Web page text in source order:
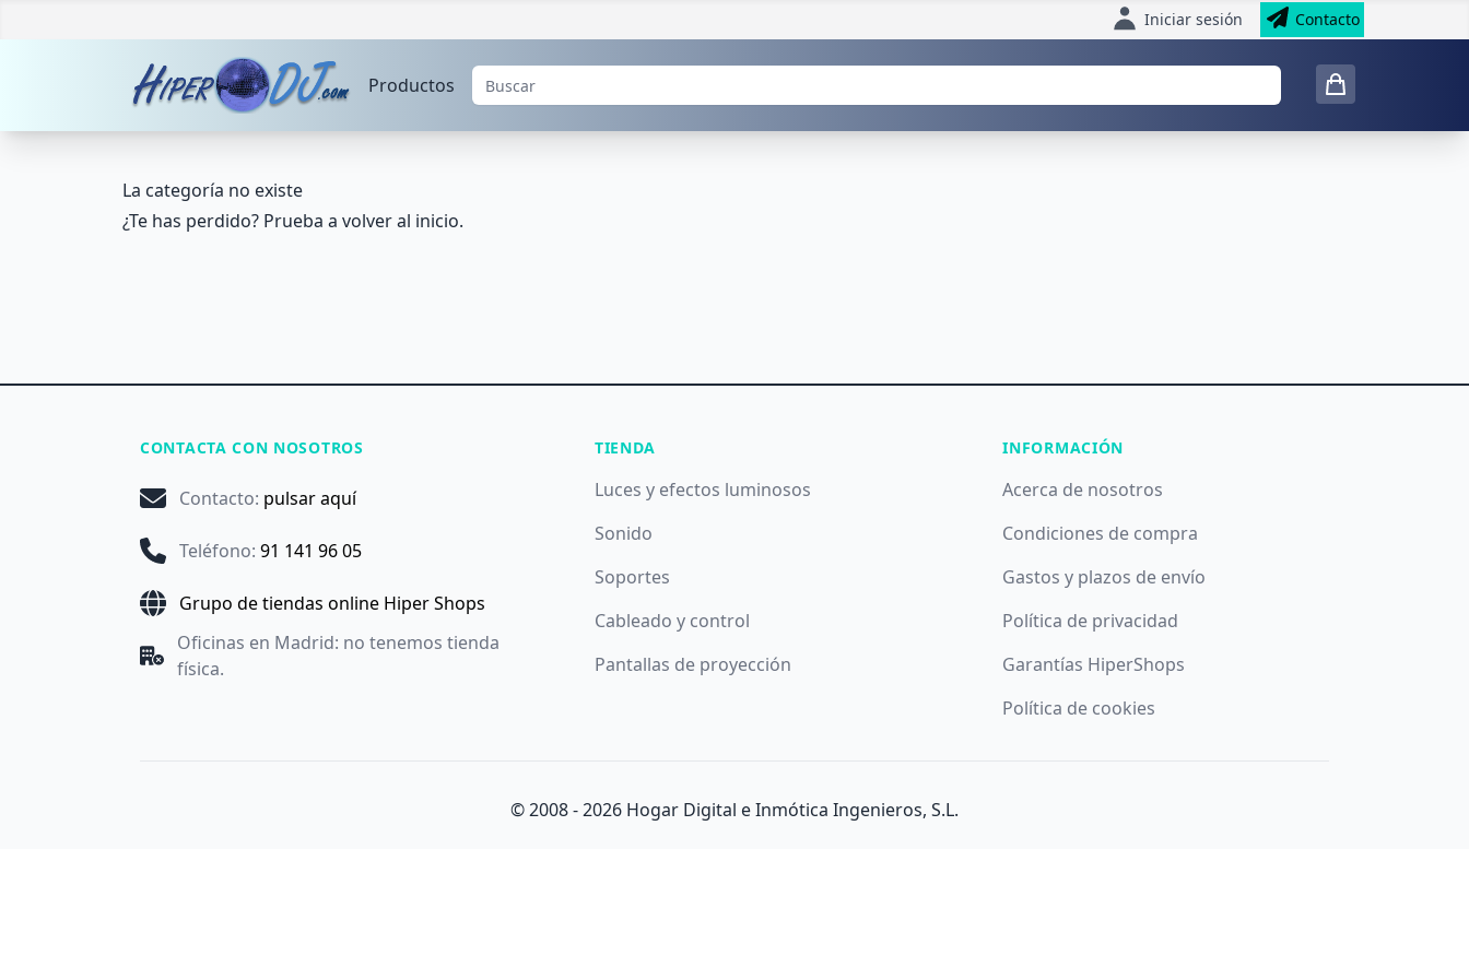
Iniciar sesión Contacto
Productos
La categoría no existe
¿Te has perdido? Prueba a volver al inicio.
CONTACTA CON NOSOTROS
Contacto: pulsar aquí
Teléfono: 91 141 96 05
Grupo de tiendas online Hiper Shops
Oficinas en Madrid: no tenemos tienda
física.
TIENDA
Luces y efectos luminosos
Sonido
Soportes
Cableado y control
Pantallas de proyección
INFORMACIÓN
Acerca de nosotros
Condiciones de compra
Gastos y plazos de envío
Política de privacidad
Garantías HiperShops
Política de cookies
© 2008 -2026 Hogar Digital e Inmótica Ingenieros, S.L.